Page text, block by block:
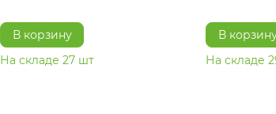
В корзину
На складе